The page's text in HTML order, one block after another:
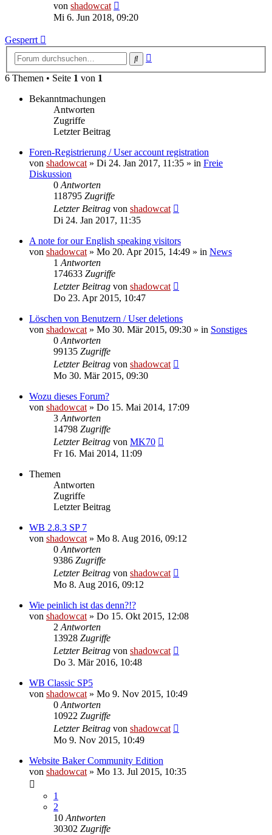
von shadowcat
Beitrag
Mi 6. Jun 2018, 09:20
Gesperrt
Suche
6 Themen • Seite 1 von 1
Bekanntmachungen
Antworten
Zugriffe
Letzter Beitrag
Foren-Registrierung / User account registration
von shadowcat » Di 24. Jan 2017, 11:35 » in Freie
Diskussion
0 Antworten
118795 Zugriffe
Letzter Beitrag von shadowcat
Di 24. Jan 2017, 11:35
A note for our English speaking visitors
von shadowcat » Mo 20. Apr 2015, 14:49 » in News
1 Antworten
174633 Zugriffe
Letzter Beitrag von shadowcat
Do 23. Apr 2015, 10:47
Löschen von Benutzern / User deletions
von shadowcat » Mo 30. Mär 2015, 09:30 » in Sonstiges
0 Antworten
99135 Zugriffe
Letzter Beitrag von shadowcat
Mo 30. Mär 2015, 09:30
Wozu dieses Forum?
von shadowcat » Do 15. Mai 2014, 17:09
3 Antworten
14798 Zugriffe
Letzter Beitrag von MK70
Fr 16. Mai 2014, 11:09
Themen
Antworten
Zugriffe
Letzter Beitrag
WB 2.8.3 SP 7
von shadowcat » Mo 8. Aug 2016, 09:12
0 Antworten
9386 Zugriffe
Letzter Beitrag von shadowcat
Mo 8. Aug 2016, 09:12
Wie peinlich ist das denn?!?
von shadowcat » Do 15. Okt 2015, 12:08
2 Antworten
13928 Zugriffe
Letzter Beitrag von shadowcat
Do 3. Mär 2016, 10:48
WB Classic SP5
von shadowcat » Mo 9. Nov 2015, 10:49
0 Antworten
10922 Zugriffe
Letzter Beitrag von shadowcat
Mo 9. Nov 2015, 10:49
Website Baker Community Edition
von shadowcat » Mo 13. Jul 2015, 10:35
1
2
10 Antworten
30302 Zugriffe